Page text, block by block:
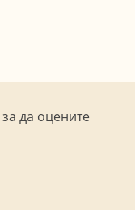
да оцените